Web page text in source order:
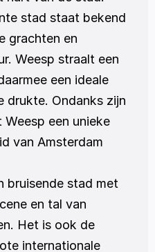
stad staat bekend
grachten en
Weesp straalt een
een ideale
drukte. Ondanks zijn
een unieke
van Amsterdam
bruisende stad met
en tal van
Het is ook de
internationale